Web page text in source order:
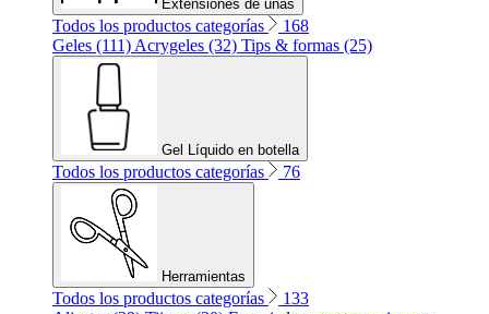
Extensiones de uñas
Todos los productos categorías
168
Geles (111) Acrygeles (32) Tips & formas (25)
Gel Líquido en botella
Todos los productos categorías 76
Herramientas
Todos los productos categorías
133